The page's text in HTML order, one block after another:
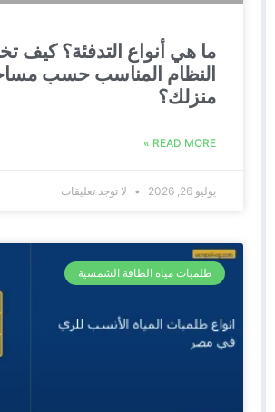
ما هي أنواع التدفئة؟ كيف
النظام المناسب حسب مساحة
منزلك؟
READ MORE »
يوليو 26, 2026 لا توجد تعليقات
طلمبات مياه الطاقة الشمسية